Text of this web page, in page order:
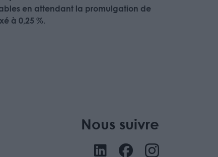
en attendant la promulgation de
à 0,25 %.
Nous suivre